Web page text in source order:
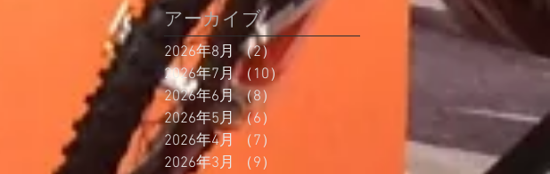
アーカイブ
2026年8月 （2） 2件の記事
2026年7月 （10）10件の記事
2026年6月 （8）
2026年5月 （6）
2026年4月
（7）
2026年3月
（9）